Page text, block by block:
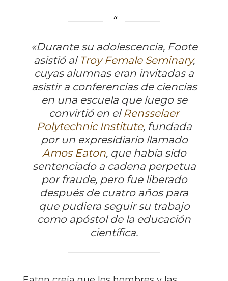
«Durante su adolescencia, Foote
asistió al Troy Female Seminary,
cuyas alumnas eran invitadas a
asistir a conferencias de ciencias
en una escuela que luego se
convirtió en el Rensselaer
Polytechnic Institute, fundada
por un expresidiario llamado
Amos Eaton, que había sido
sentenciado a cadena perpetua
por fraude, pero fue liberado
después de cuatro años para
que pudiera seguir su trabajo
como apóstol de la educación
científica.